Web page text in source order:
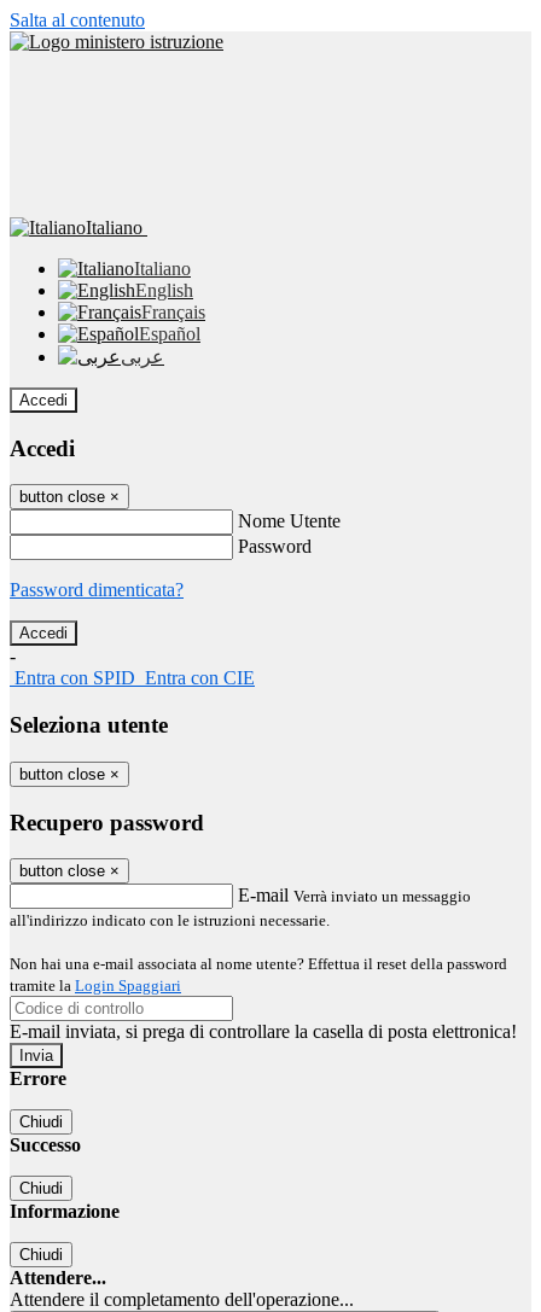
Salta al contenuto
Italiano
Italiano
English
Français
Español
عربى
Accedi
Accedi
button close ×
Nome Utente
Password
Password dimenticata?
-
Entra con SPID Entra con CIE
Seleziona utente
button close ×
Recupero password
button close ×
E-mail Verrà inviato un messaggio
all'indirizzo indicato con le istruzioni necessarie.
Non hai una e-mail associata al nome utente? Effettua il reset della password
tramite la Login Spaggiari
E-mail inviata, si prega di controllare la casella di posta elettronica!
Errore
Chiudi
Successo
Chiudi
Informazione
Chiudi
Attendere...
Attendere il completamento dell'operazione...